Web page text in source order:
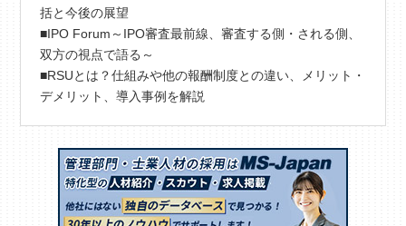
括と今後の展望
■IPO Forum～IPO審査最前線、審査する側・される側、
双方の視点で語る～
■RSUとは？仕組みや他の報酬制度との違い、メリット・
デメリット、導入事例を解説